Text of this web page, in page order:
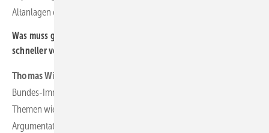
Altanlagen erworben.
Was muss geschehen, dass der Ausbau der Erneuerbaren generell
schneller verläuft?
Thomas Winkler:
Bundes-Immissionsschutzgesetzes. Nachdem wir für einige
Themen wie genug Flächen für die Windenergie mit unseren
Argumentationen erste richtige Entscheidungen der